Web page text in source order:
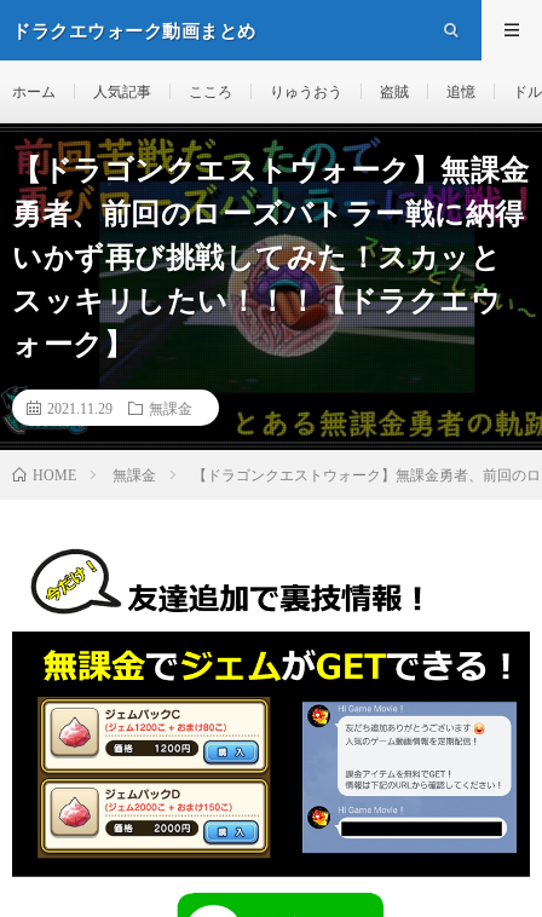
ドラクエウォーク動画まとめ
ホーム 人気記事 こころ りゅうおう 盗賊 追憶 ド
【ドラゴンクエストウォーク】無課金
勇者、前回のローズバトラー戦に納得
いかず再び挑戦してみた！スカッと
スッキリしたい！！！【ドラクエウ
ォーク】
2021.11.29 無課金
HOME 無課金 【ドラゴンクエストウォーク】無課金勇者、前回